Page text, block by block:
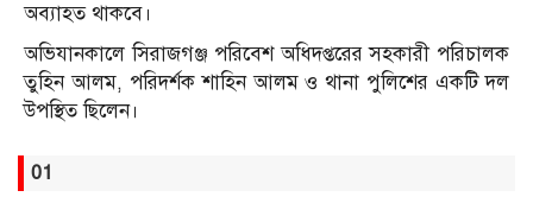
অব্যাহত থাকবে।
অভিযানকালে সিরাজগঞ্জ পরিবেশ অধিদপ্তরের সহকারী পরিচালক
তুহিন আলম, পরিদর্শক শাহিন আলম ও থানা পুলিশের একটি দল
উপস্থিত ছিলেন।
01